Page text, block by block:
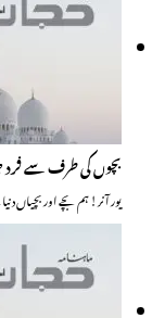
بچوں کی طرف سے
یور آنر! ہم بچے اور بچیاں